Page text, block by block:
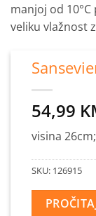
manjoj od
veliku vlažnost
54,99
visina
SKU: 126915